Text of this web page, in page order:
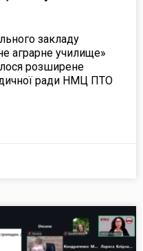
закладу
аграрне училище»
розширене
ради НМЦ ПТО